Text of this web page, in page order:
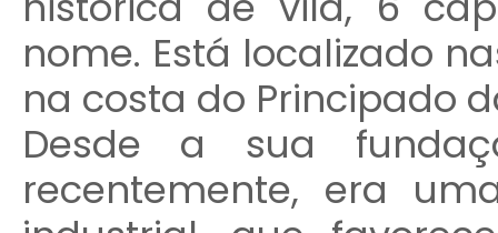
nome. Está localizado
na costa do Principado
Desde a sua
recentemente, era